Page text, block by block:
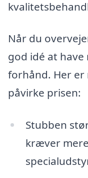
Når du
god idé at
forhånd. Her er
påvirke prisen:
Stubben
kræver